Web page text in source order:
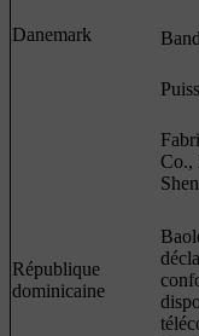
Danemark
Co.,
République
dominicaine